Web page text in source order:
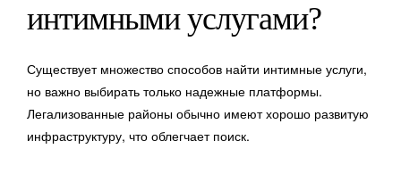
интимными услугами?
Существует множество способов найти интимные услуги,
но важно выбирать только надежные платформы.
Легализованные районы обычно имеют хорошо развитую
инфраструктуру, что облегчает поиск.